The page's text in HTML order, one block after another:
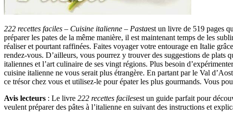
222 recettes faciles – Cuisine italienne – Pastaest un livre de 519 pages
préparer les pates de la même manière, il est maintenant temps de les
réaliser et pourtant raffinées. Faites voyager votre entourage en Italie
rendez-vous. D’ailleurs, vous pourrez y trouver des suggestions de
italiennes et l’art culinaire de ses vingt régions. Plus besoin
cuisine italienne ne vous serait plus étrangère. En partant par le Val
ce trésor chez vous et utilisez-le pour épater les plus gourmands. Vous
Avis lecteurs : Le livre 222 recettes facilesest un guide parfait pour
veulent préparer des pâtes à l’italienne en suivant des instructions et